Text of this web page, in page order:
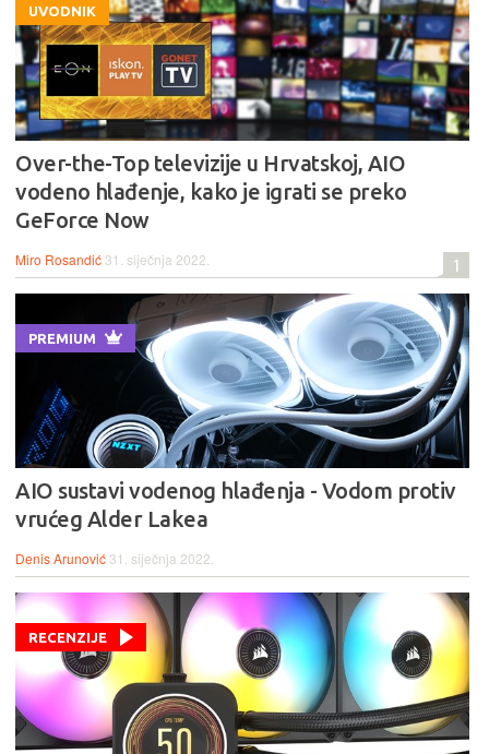
UVODNIK
Over-the-Top televizije u Hrvatskoj, AIO
vodeno hlađenje, kako je igrati se preko
GeForce Now
Miro Rosandić 31. siječnja 2022. 1
PREMIUM
AIO sustavi vodenog hlađenja - Vodom protiv
vrućeg Alder Lakea
Denis Arunović 31. siječnja 2022.
RECENZIJE